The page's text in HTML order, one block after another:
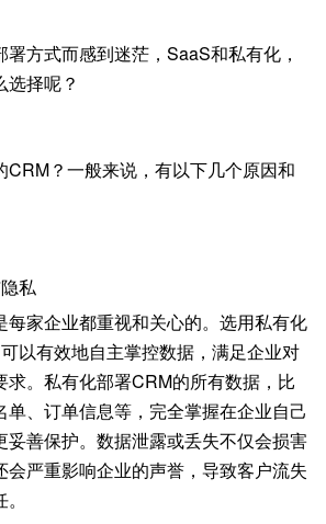
方式而感到迷茫，SaaS和私有化，
选择呢？
CRM？一般来说，有以下几个原因和
私
每家企业都重视和关心的。选用私有化
以有效地自主掌控数据，满足企业对
求。私有化部署CRM的所有数据，比
单、订单信息等，完全掌握在企业自己
妥善保护。数据泄露或丢失不仅会损害
会严重影响企业的声誉，导致客户流失